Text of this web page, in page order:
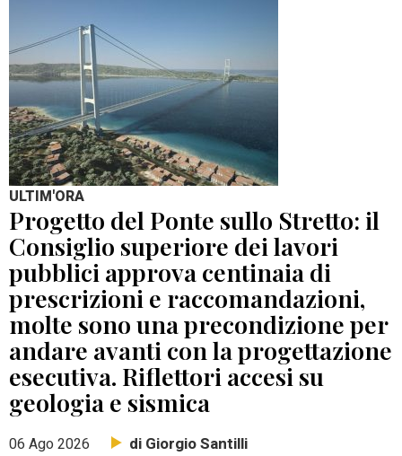
ULTIM'ORA
Progetto del Ponte sullo Stretto: il
Consiglio superiore dei lavori
pubblici approva centinaia di
prescrizioni e raccomandazioni,
molte sono una precondizione per
andare avanti con la progettazione
esecutiva. Riflettori accesi su
geologia e sismica
06 Ago 2026 di Giorgio Santilli